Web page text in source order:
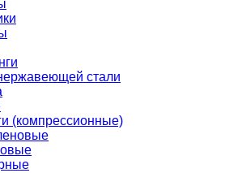
стали
(компрессионные)